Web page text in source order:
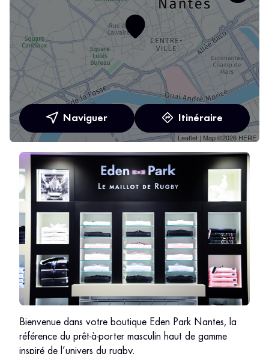
Leaflet | Map ©2026 HERE
Naviguer Itinéraire
Bienvenue dans votre boutique Eden Park Nantes, la
référence du prêt-à-porter masculin haut de gamme
inspiré de l’univers du rugby.